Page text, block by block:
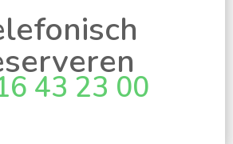
43 23 00